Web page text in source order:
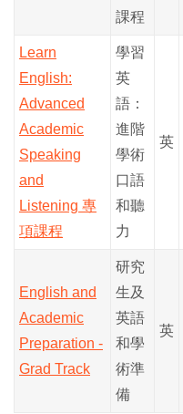
課程
Learn
English:
Advanced
Academic
Speaking
and
Listening 專
項課程
學習
英
語：
進階
學術
口語
和聽
力
英
English and
Academic
Preparation -
Grad Track
研究
生及
英語
和學
術準
備
英